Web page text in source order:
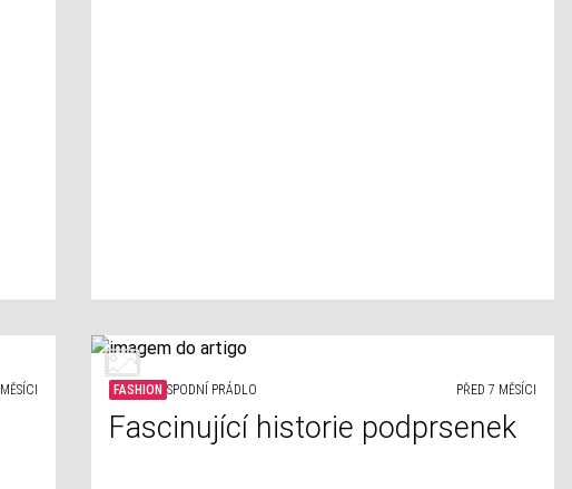
FASHION SPODNÍ PRÁDLO PŘED 7 MĚSÍCI
Fascinující historie podprsenek